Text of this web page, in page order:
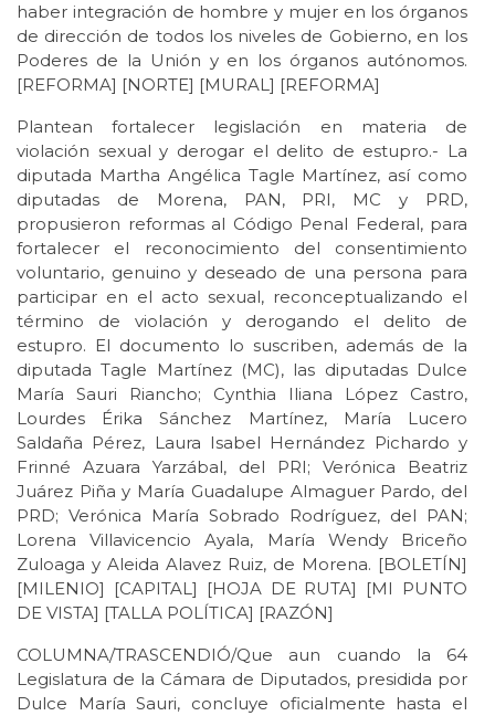
haber integración de hombre y mujer en los órganos
de dirección de todos los niveles de Gobierno, en los
Poderes de la Unión y en los órganos autónomos.
[REFORMA] [NORTE] [MURAL] [REFORMA]
Plantean fortalecer legislación en materia de
violación sexual y derogar el delito de estupro.- La
diputada Martha Angélica Tagle Martínez, así como
diputadas de Morena, PAN, PRI, MC y PRD,
propusieron reformas al Código Penal Federal, para
fortalecer el reconocimiento del consentimiento
voluntario, genuino y deseado de una persona para
participar en el acto sexual, reconceptualizando el
término de violación y derogando el delito de
estupro. El documento lo suscriben, además de la
diputada Tagle Martínez (MC), las diputadas Dulce
María Sauri Riancho; Cynthia Iliana López Castro,
Lourdes Érika Sánchez Martínez, María Lucero
Saldaña Pérez, Laura Isabel Hernández Pichardo y
Frinné Azuara Yarzábal, del PRI; Verónica Beatriz
Juárez Piña y María Guadalupe Almaguer Pardo, del
PRD; Verónica María Sobrado Rodríguez, del PAN;
Lorena Villavicencio Ayala, María Wendy Briceño
Zuloaga y Aleida Alavez Ruiz, de Morena. [BOLETÍN]
[MILENIO] [CAPITAL] [HOJA DE RUTA] [MI PUNTO
DE VISTA] [TALLA POLÍTICA] [RAZÓN]
COLUMNA/TRASCENDIÓ/Que aun cuando la 64
Legislatura de la Cámara de Diputados, presidida por
Dulce María Sauri, concluye oficialmente hasta el